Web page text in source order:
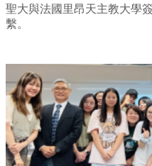
聖大與法國里昂天主教大學
繫。